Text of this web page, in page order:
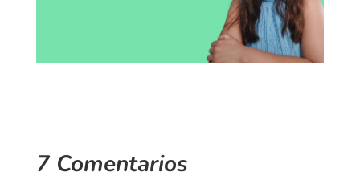
7 Comentarios